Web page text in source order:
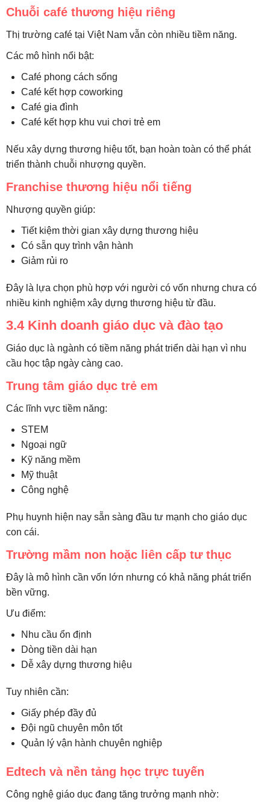
Chuỗi café thương hiệu riêng
Thị trường café tại Việt Nam vẫn còn nhiều tiềm năng.
Các mô hình nổi bật:
Café phong cách sống
Café kết hợp coworking
Café gia đình
Café kết hợp khu vui chơi trẻ em
Nếu xây dựng thương hiệu tốt, bạn hoàn toàn có thể phát
triển thành chuỗi nhượng quyền.
Franchise thương hiệu nổi tiếng
Nhượng quyền giúp:
Tiết kiệm thời gian xây dựng thương hiệu
Có sẵn quy trình vận hành
Giảm rủi ro
Đây là lựa chọn phù hợp với người có vốn nhưng chưa có
nhiều kinh nghiệm xây dựng thương hiệu từ đầu.
3.4 Kinh doanh giáo dục và đào tạo
Giáo dục là ngành có tiềm năng phát triển dài hạn vì nhu
cầu học tập ngày càng cao.
Trung tâm giáo dục trẻ em
Các lĩnh vực tiềm năng:
STEM
Ngoại ngữ
Kỹ năng mềm
Mỹ thuật
Công nghệ
Phụ huynh hiện nay sẵn sàng đầu tư mạnh cho giáo dục
con cái.
Trường mầm non hoặc liên cấp tư thục
Đây là mô hình cần vốn lớn nhưng có khả năng phát triển
bền vững.
Ưu điểm:
Nhu cầu ổn định
Dòng tiền dài hạn
Dễ xây dựng thương hiệu
Tuy nhiên cần:
Giấy phép đầy đủ
Đội ngũ chuyên môn tốt
Quản lý vận hành chuyên nghiệp
Edtech và nền tảng học trực tuyến
Công nghệ giáo dục đang tăng trưởng mạnh nhờ: